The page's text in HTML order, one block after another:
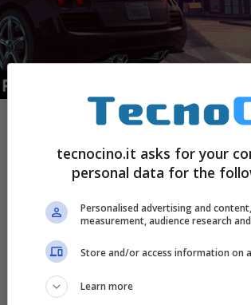
tecnocino.it asks for your
personal data for the
Personalised advertising and
measurement, audience research
Store and/or access information on
Learn more